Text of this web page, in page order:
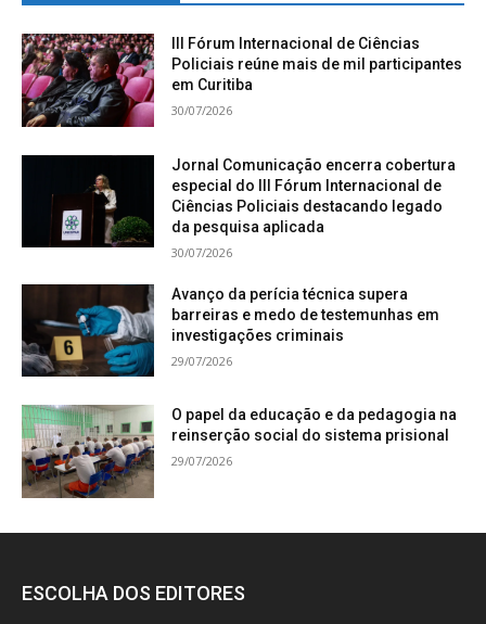
III Fórum Internacional de Ciências
Policiais reúne mais de mil participantes
em Curitiba
30/07/2026
Jornal Comunicação encerra cobertura
especial do III Fórum Internacional de
Ciências Policiais destacando legado
da pesquisa aplicada
30/07/2026
Avanço da perícia técnica supera
barreiras e medo de testemunhas em
investigações criminais
29/07/2026
O papel da educação e da pedagogia na
reinserção social do sistema prisional
29/07/2026
ESCOLHA DOS EDITORES